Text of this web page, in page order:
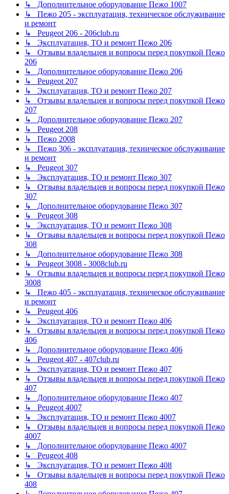
↳ Дополнительное оборудование Пежо 1007
↳ Пежо 205 - эксплуатация, техническое обслуживание
и ремонт
↳ Peugeot 206 - 206club.ru
↳ Эксплуатация, ТО и ремонт Пежо 206
↳ Отзывы владельцев и вопросы перед покупкой Пежо
206
↳ Дополнительное оборудование Пежо 206
↳ Peugeot 207
↳ Эксплуатация, ТО и ремонт Пежо 207
↳ Отзывы владельцев и вопросы перед покупкой Пежо
207
↳ Дополнительное оборудование Пежо 207
↳ Peugeot 208
↳ Пежо 2008
↳ Пежо 306 - эксплуатация, техническое обслуживание
и ремонт
↳ Peugeot 307
↳ Эксплуатация, ТО и ремонт Пежо 307
↳ Отзывы владельцев и вопросы перед покупкой Пежо
307
↳ Дополнительное оборудование Пежо 307
↳ Peugeot 308
↳ Эксплуатация, ТО и ремонт Пежо 308
↳ Отзывы владельцев и вопросы перед покупкой Пежо
308
↳ Дополнительное оборудование Пежо 308
↳ Peugeot 3008 - 3008club.ru
↳ Отзывы владельцев и вопросы перед покупкой Пежо
3008
↳ Пежо 405 - эксплуатация, техническое обслуживание
и ремонт
↳ Peugeot 406
↳ Эксплуатация, ТО и ремонт Пежо 406
↳ Отзывы владельцев и вопросы перед покупкой Пежо
406
↳ Дополнительное оборудование Пежо 406
↳ Peugeot 407 - 407club.ru
↳ Эксплуатация, ТО и ремонт Пежо 407
↳ Отзывы владельцев и вопросы перед покупкой Пежо
407
↳ Дополнительное оборудование Пежо 407
↳ Peugeot 4007
↳ Эксплуатация, ТО и ремонт Пежо 4007
↳ Отзывы владельцев и вопросы перед покупкой Пежо
4007
↳ Дополнительное оборудование Пежо 4007
↳ Peugeot 408
↳ Эксплуатация, ТО и ремонт Пежо 408
↳ Отзывы владельцев и вопросы перед покупкой Пежо
408